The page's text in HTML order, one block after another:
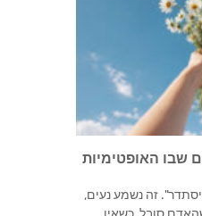
שבו האופטימיות
זה נשמע נעים,